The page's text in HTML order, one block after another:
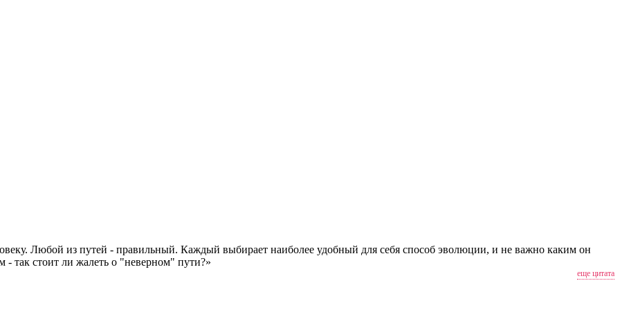
Любой из путей - правильный. Каждый выбирает наиболее удобный для себя способ эволюции, и не важно каким он
- так стоит ли жалеть о "неверном" пути?»
еще цитата